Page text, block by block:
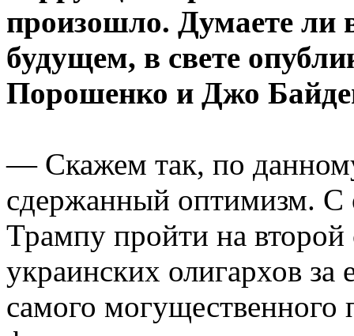
произошло. Думаете
будущем, в свете
Порошенко и Джо
— Скажем так, по
сдержанный оптимизм. С
Трампу пройти на второй
украинских олигархов за
самого могущественного